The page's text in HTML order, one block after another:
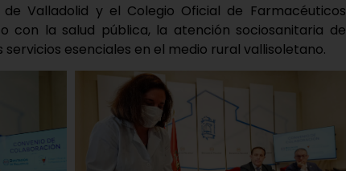
Valladolid y el Colegio Oficial de Farmacéuticos
con la salud pública, la atención sociosanitaria de
esenciales en el medio rural vallisoletano.